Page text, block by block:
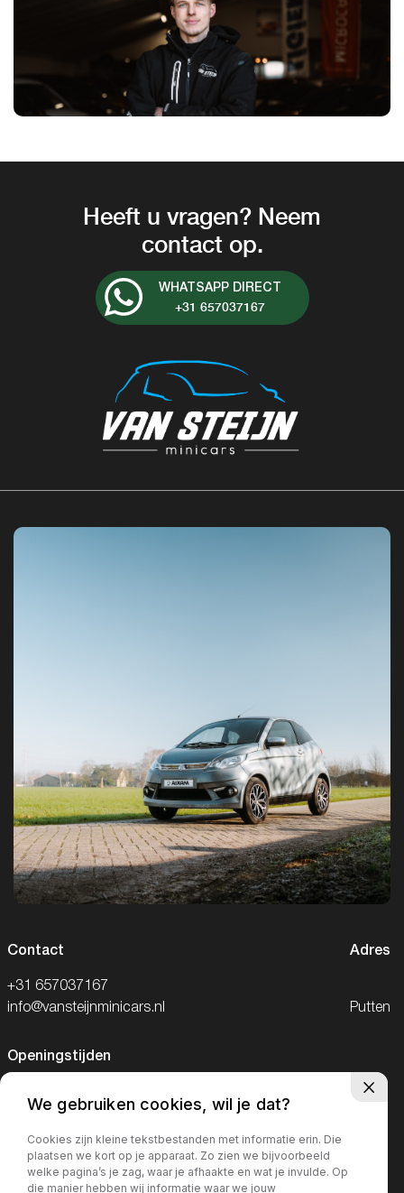
Heeft u vragen? Neem
contact op.
WHATSAPP DIRECT
+31 657037167
Contact
+31 657037167
info@vansteijnminicars.nl
Adres
Putten
Openingstijden
Telefonisch bereikbaar van 09:00-18:00
en op zaterdag van 09:00-15:00
We gebruiken cookies, wil je dat?
Cookies zijn kleine tekstbestanden met informatie erin. Die
plaatsen we kort op je apparaat. Zo zien we bijvoorbeeld
welke pagina’s je zag, waar je afhaakte en wat je invulde. Op
die manier hebben wij informatie waar we jouw